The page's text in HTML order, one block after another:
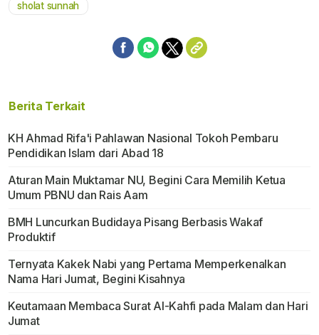
sholat sunnah
Berita Terkait
KH Ahmad Rifa'i Pahlawan Nasional Tokoh Pembaru
Pendidikan Islam dari Abad 18
Aturan Main Muktamar NU, Begini Cara Memilih Ketua
Umum PBNU dan Rais Aam
BMH Luncurkan Budidaya Pisang Berbasis Wakaf
Produktif
Ternyata Kakek Nabi yang Pertama Memperkenalkan
Nama Hari Jumat, Begini Kisahnya
Keutamaan Membaca Surat Al-Kahfi pada Malam dan Hari
Jumat